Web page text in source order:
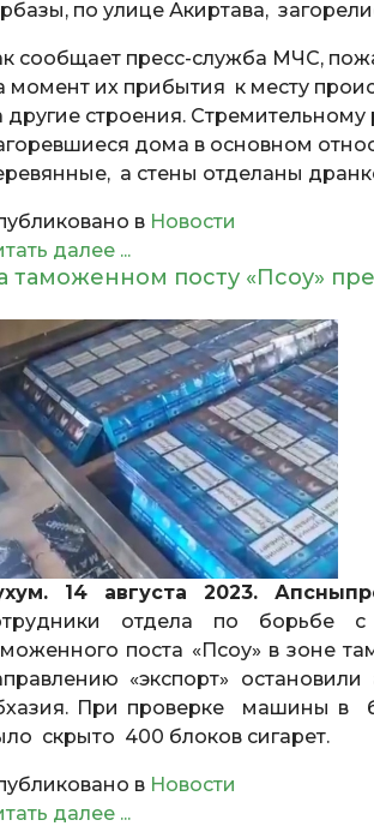
по улице Акиртава,
сообщает пресс-служба МЧС,
момент их прибытия к месту
другие строения.
дома в основном
а стены отделаны
в Новости
далее ...
таможенном посту «Псоу»
14 августа 2023.
отдела по борьбе
поста «Псоу» в зоне
«экспорт»
При проверке машины в
скрыто 400 блоков сигарет.
в Новости
далее ...